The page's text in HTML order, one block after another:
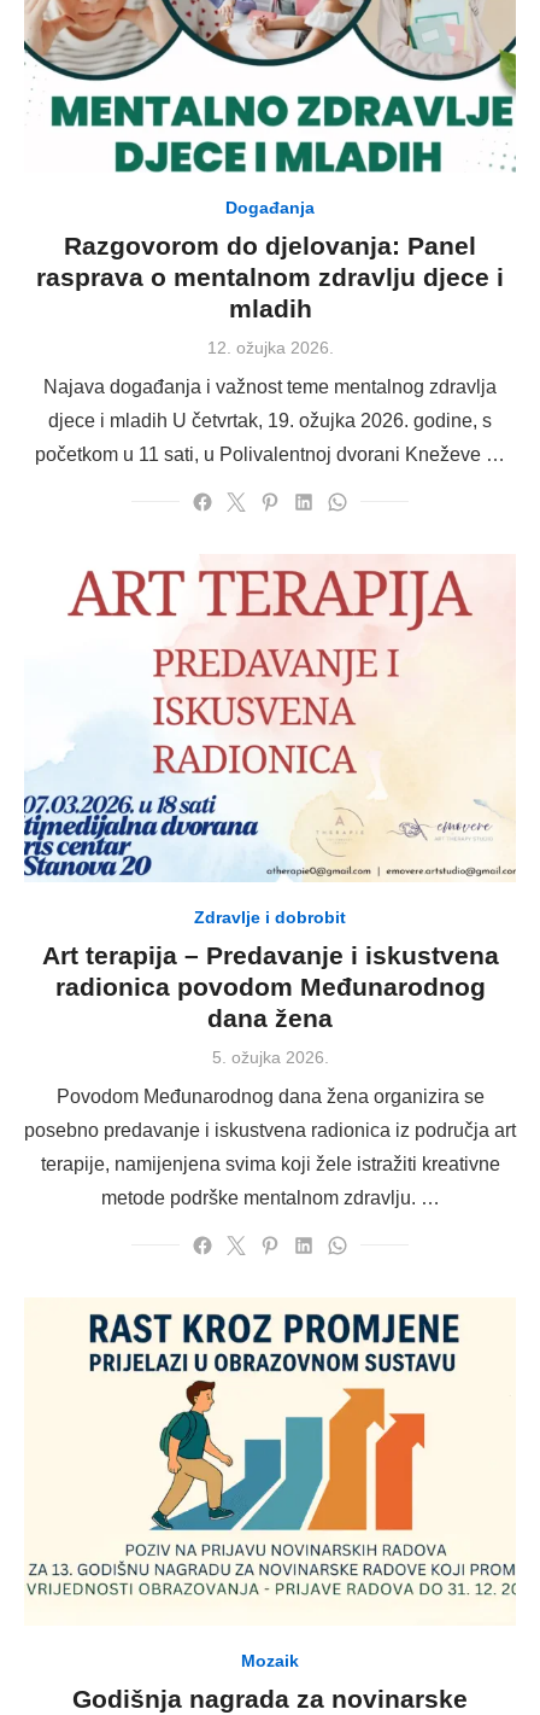
Događanja
Razgovorom do djelovanja: Panel
rasprava o mentalnom zdravlju djece i
mladih
Posted
12. ožujka 2026.
Najava događanja i važnost teme mentalnog zdravlja
djece i mladih U četvrtak, 19. ožujka 2026. godine, s
početkom u 11 sati, u Polivalentnoj dvorani Kneževe …
Zdravlje i dobrobit
Art terapija – Predavanje i iskustvena
radionica povodom Međunarodnog
dana žena
Posted
5. ožujka 2026.
Povodom Međunarodnog dana žena organizira se
posebno predavanje i iskustvena radionica iz područja art
terapije, namijenjena svima koji žele istražiti kreativne
metode podrške mentalnom zdravlju. …
Mozaik
Godišnja nagrada za novinarske